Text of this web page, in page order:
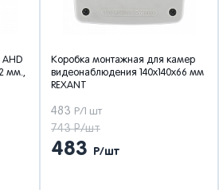
AHD
мм.,
Коробка монтажная для камер
видеонаблюдения 140х140х66 мм
REXANT
483 Р/1 шт
743 Р/шт
483 Р/шт